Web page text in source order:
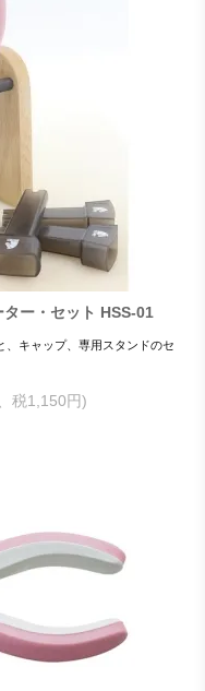
ー・セット HSS-01
、キャップ、専用スタンドのセ
税1,150円)